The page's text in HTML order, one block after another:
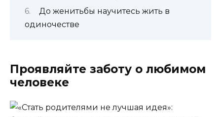
До женитьбы научитесь жить в
одиночестве
Проявляйте заботу о любимом
человеке